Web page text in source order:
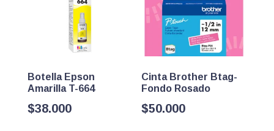
Botella Epson
Amarilla T-664
$38.000
Cinta Brother Btag-
Fondo Rosado
$50.000